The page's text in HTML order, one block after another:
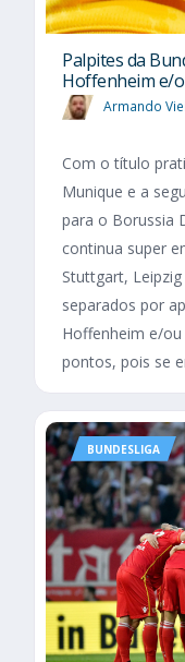
Palpites da
Hoffenheim e/
Armando
Com o título
Munique e a
para o Borussia
continua super
Stuttgart,
separados por
Hoffenheim e/
pontos, pois se
BUNDESLIGA